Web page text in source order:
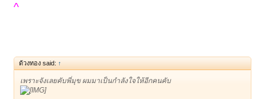
^
ด้วงทอง said: ↑
เพราะจังเลยคับพี่มุข ผมมาเป็นกำลังใจให้อีกคนคับ